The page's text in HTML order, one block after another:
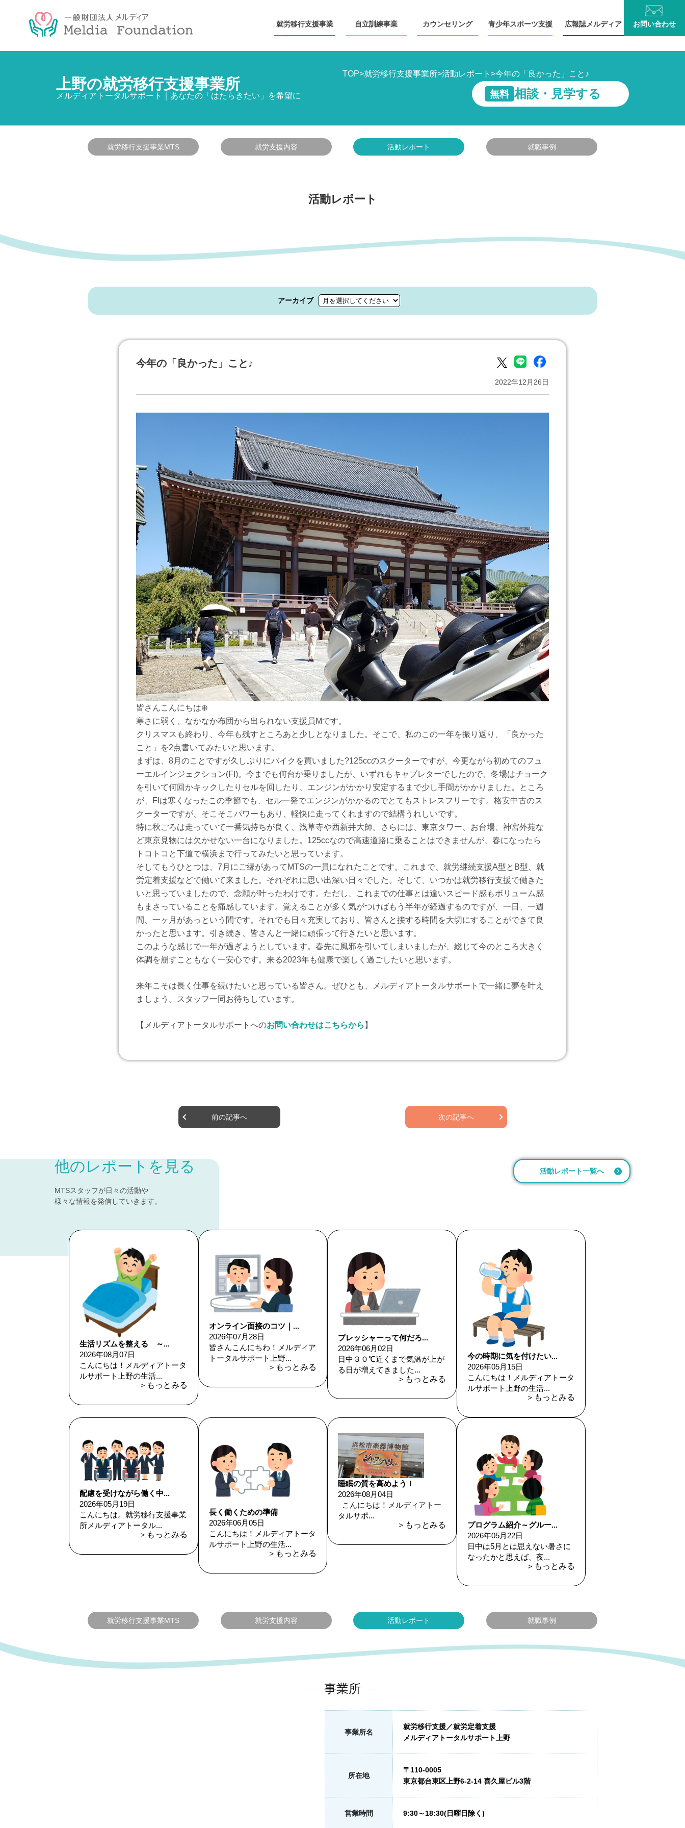
就労移行支援事業 自立訓練事業 カウンセ リング 青少年スポーツ支援 広報誌メルディア お問い合わせ
上野の就労移行支援事業所
メルディアトータルサポート｜あなたの「はたらきたい」を希望に
TOP>就労移行支援事業所>活動レポート >今年の「良かった」こと♪
無料 相談・見学する
就労移行支援事業MTS 就労支援内容 活動レポート 就職事例
活動レポート
アーカイブ
今年の「良かった」こと♪
2022年12月26日
皆さんこんにちは❄️
寒さに弱く、なかなか布団から出られない支援員Mです。
クリスマスも終わり、今年も残すところあと少しとなりました。そこで、私のこの一年を振り返り、「良かった
こと」を2点書いてみたいと思います。
まずは、8月のことですが久しぶりにバイクを買いました?125ccのスクーターですが、今更ながら初めてのフュ
ーエルインジェクション(FI)。今までも何台か乗りましたが、いずれもキャブレターでしたので、冬場はチョーク
を引いて何回かキックしたりセルを回したり、エンジンがかかり安定するまで少し手間がかかりました。ところ
が、FIは寒くなったこの季節でも、セル一発でエンジンがかかるのでとてもストレスフリーです。格安中古のス
クーターですが、そこそこパワーもあり、軽快に走ってくれますので結構うれしいです。
特に秋ごろは走っていて一番気持ちが良く、浅草寺や西新井大師。さらには、東京タワー、お台場、神宮外苑な
ど東京見物には欠かせない一台になりました。125ccなので高速道路に乗ることはできませんが、春になったら
トコトコと下道で横浜まで行ってみたいと思っています。
そしてもうひとつは、7月にご縁があってMTSの一員になれたことです。これまで、就労継続支援A型とB型、就
労定着支援などで働いて来ました。それぞれに思い出深い日々でした。そして、いつかは就労移行支援で働きた
いと思っていましたので、念願が叶ったわけです。ただし、これまでの仕事とは違いスピード感もボリューム感
もまさっていることを痛感しています。覚えることが多く気がつけばもう半年が経過するのですが、一日、一週
間、一ヶ月があっという間です。それでも日々充実しており、皆さんと接する時間を大切にすることができて良
かったと思います。引き続き、皆さんと一緒に頑張って行きたいと思います。
このような感じで一年が過ぎようとしています。春先に風邪を引いてしまいましたが、総じて今のところ大きく
体調を崩すこともなく一安心です。来る2023年も健康で楽しく過ごしたいと思います。
来年こそは長く仕事を続けたいと思っている皆さん。ぜひとも、メルディアトータルサポートで一緒に夢を叶え
ましょう。スタッフ一同お待ちしています。
【メルディアトータルサポートへのお問い合わせはこちらから 】
前の記事へ 次の記事へ
他のレポートを見る
MTSスタッフが日々の活動や
様々な情報を発信していきます。
活動レポート一覧へ
生活リズムを整える ～...
2026年08月07日
こんにちは！メルディアトータ
ルサポート上野の生活...
＞もっとみる
オンライン面接のコツ｜...
2026年07月28日
皆さんこんにちわ！メルディア
トータルサポート上野...
＞もっとみる
プレッシャーって何だろ...
2026年06月02日
日中３０℃近くまで気温が上が
る日が増えてきました...
＞もっとみる
今の時期に気を付けたい...
2026年05月15日
こんにちは！メルディアトータ
ルサポート上野の生活...
＞もっとみる
配慮を受けながら働く中...
2026年05月19日
こんにちは。就労移行支援事業
所メルディアトータル...
＞もっとみる
長く働くための準備
2026年06月05日
こんにちは！メルディアトータ
ルサポート上野の生活...
＞もっとみる
睡眠の質を高めよう！
2026年08月04日
こんにちは！メルディアトー
タルサポ...
＞もっとみる
プログラム紹介～グルー...
2026年05月22日
日中は5月とは思えない暑さに
なったかと思えば、夜...
＞もっとみる
就労移行支援事業MTS 就労支援内容 活動レポート 就職事例
事業所
事業所名
就労移行支援／就労定着支援
メルディアトータルサポート上野
所在地
〒110-0005
東京都台東区上野6-2-14 喜久屋ビル3階
営業時間 9:30～18:30(日曜日除く)